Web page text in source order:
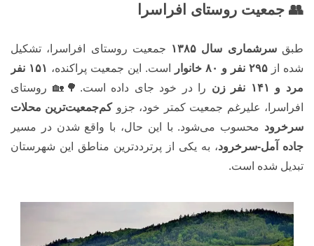
👥 جمعیت روستای افراسرا
طبقسرشماری سال ۱۳۸۵
جمعیت روستای افراسرا، تشکیل
شده از ۲۹۵ نفر و ۸۰ خانوار است. این جمعیت پراکنده،
۱۵۱ نفر
مرد و ۱۴۱ نفر زن
را در خود جای داده است.🌳🏡 روستای
افراسرا، علیرغم جمعیت کمتر خود، جزوکم‌جمعیت‌ترین محلات
سرخرود محسوب می‌شود. با این حال، با واقع شدن در مسیر
جاده آمل-سرخرود، به یکی از پرترددترین مناطق این شهرستان
تبدیل شده است.